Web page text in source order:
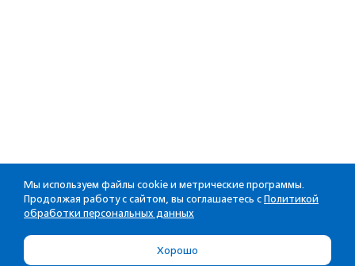
Мы используем файлы cookie и метрические программы.
Продолжая работу с сайтом, вы соглашаетесь с Политикой
обработки персональных данных
Хорошо